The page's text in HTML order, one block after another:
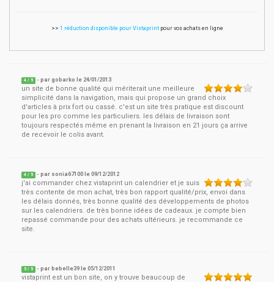
>> 1 réduction disponible pour Vistaprintpour vos achats en ligne
4 / 5 - pargobarko le 24/01/2013
un site de bonne qualité qui mériterait une meilleure
simplicité dans la navigation, mais qui propose un grand choix
d'articles à prix fort ou cassé. c'est un site très pratique est discount
pour les pro comme les particuliers. les délais de livraison sont
toujours respectés même en prenant la livraison en 21 jours ça arrive
de recevoir le colis avant.
4 / 5 - par sonia67100 le09/12/2012
j'ai commander chez vistaprint un calendrier et je suis
très contente de mon achat, très bon rapport qualité/prix, envoi dans
les délais donnés, très bonne qualité des développements de photos
sur les calendriers. de très bonne idées de cadeaux. je compte bien
repassé commande pour des achats ultérieurs. je recommande ce
site.
5 / 5 - par bebelle39 le05/12/2011
vistaprint est un bon site, on y trouve beaucoup de